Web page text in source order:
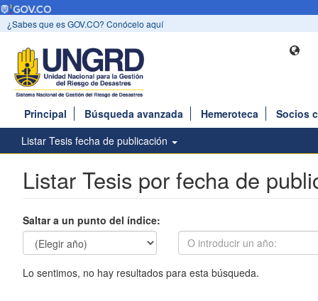
¿Sabes que es GOV.CO? Conócelo aquí
Principal Búsqueda avanzada Hemeroteca
Socios
Listar Tesis fecha de publicación
Listar Tesis por fecha de
Saltar a un punto del índice:
Lo sentimos, no hay resultados para esta búsqueda.